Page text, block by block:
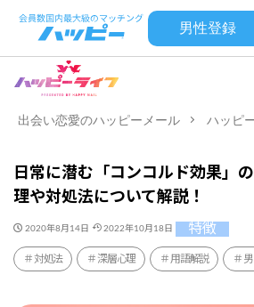
男性登録
出会い恋愛のハッピーメール ハッピ
日常に潜む「コンコルド効果」
理や対処法について解説！
2020年8月14日 2022年10月18日 特徴
対処法 深層心理 用語解説